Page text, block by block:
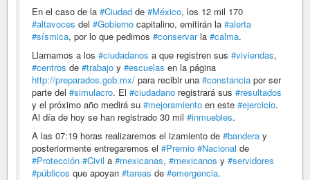
En el caso de la #Ciudad de #México, los 12 mil 170
#altavoces del #Gobierno capitalino, emitirán la #alerta
#sísmica, por lo que pedimos #conservarla #calma.
Llamamos a los #ciudadanos a que registren sus #viviendas,
#centros de #trabajo y #escuelas en la página
http://preparados.gob.mx/ para recibir una #constancia por ser
parte del #simulacro. El #ciudadano registrará sus #resultados
y el próximo año medirá su #mejoramiento en este #ejercicio.
Al día de hoy se han registrado 30 mil #inmuebles.
A las 07:19 horas realizaremos el izamiento de #bandera y
posteriormente entregaremos el #Premio #Nacional de
#Protección #Civil a #mexicanas, #mexicanos y #servidores
#públicos que apoyan #tareas de #emergencia.